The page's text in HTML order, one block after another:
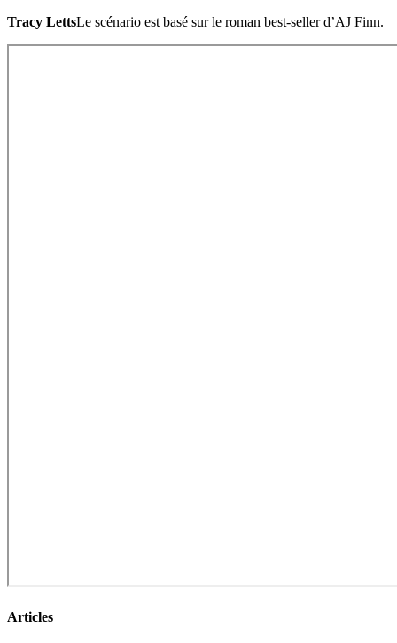
Tracy LettsLe scénario est basé sur le roman best-seller d’AJ Finn.
Articles